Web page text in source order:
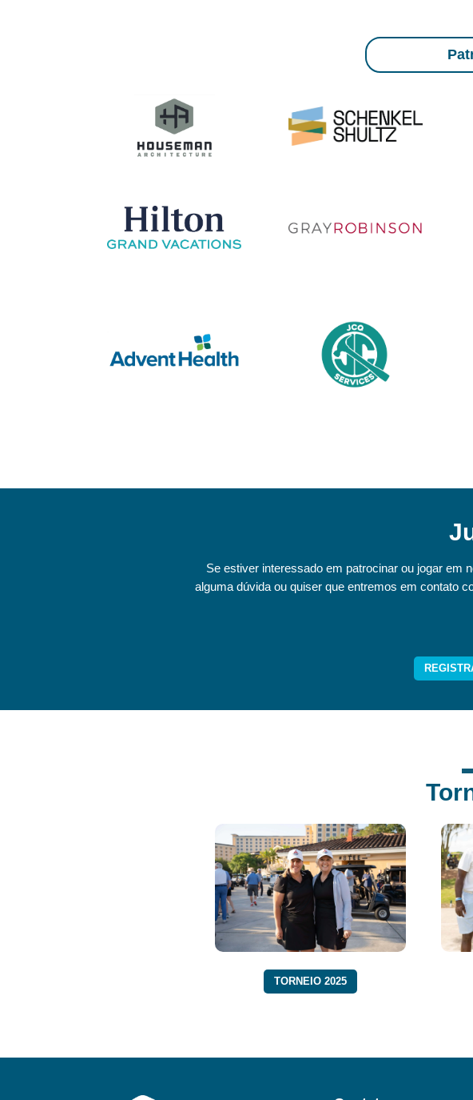
Se estiver interessado em patrocinar ou jogar em
alguma dúvida ou quiser que entremos em contato
TORNEIO 2025